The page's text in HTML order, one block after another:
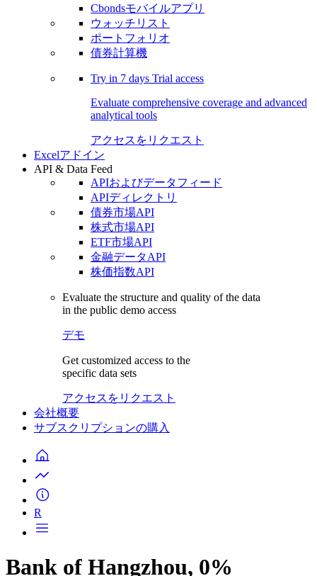
Cbondsモバイルアプリ
ウォッチリスト
ポートフォリオ
債券計算機
Try in 7 days Trial access
Evaluate comprehensive coverage and advanced
analytical tools
アクセスをリクエスト
Excelアドイン
API & Data Feed
APIおよびデータフィード
APIディレクトリ
債券市場API
株式市場API
ETF市場API
金融データAPI
株価指数API
Evaluate the structure and quality of the data
in the public demo access
デモ
Get customized access to the
specific data sets
アクセスをリクエスト
会社概要
サブスクリプションの購入
R
Bank of Hangzhou, 0%